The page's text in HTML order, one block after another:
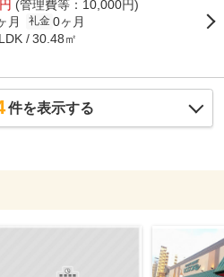
(管理費等：10,000円)
月 礼金 0ヶ月
30.48㎡
件を表示する